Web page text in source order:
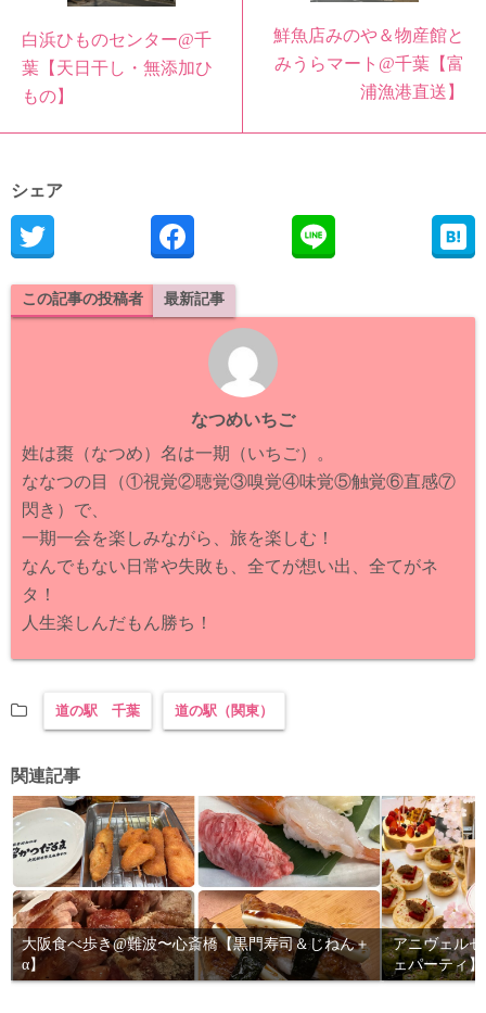
白浜ひものセンター@千
葉【天日干し・無添加ひ
もの】
鮮魚店みのや＆物産館と
みうらマート@千葉【富
浦漁港直送】
シェア
この記事の投稿者 最新記事
なつめいちご
姓は棗（なつめ）名は一期（いちご）。
ななつの目（①視覚②聴覚③嗅覚④味覚⑤触覚⑥直感⑦
閃き）で、
一期一会を楽しみながら、旅を楽しむ！
なんでもない日常や失敗も、全てが想い出、全てがネ
タ！
人生楽しんだもん勝ち！
道の駅 千葉 道の駅（関東）
関連記事
大阪食べ歩き@難波〜心斎橋【黒門寿司＆じねん＋
α】
アニヴェル
ェパーティ】